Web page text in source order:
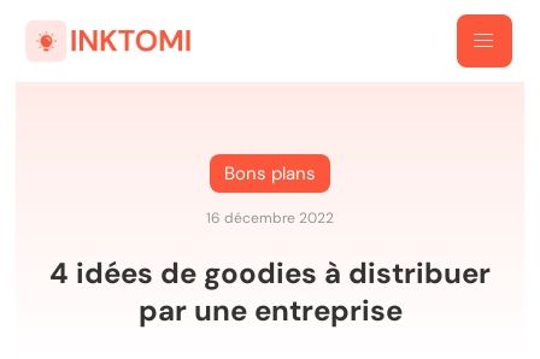
Bons plans
16 décembre 2022
4 idées de goodies à distribuer
par une entreprise